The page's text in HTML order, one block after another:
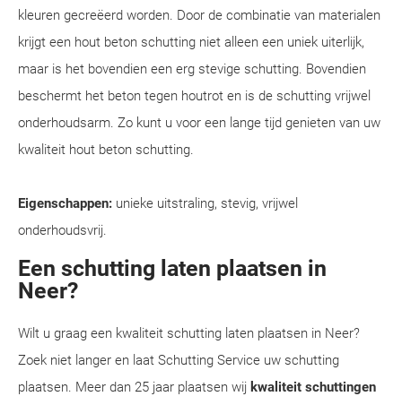
kleuren gecreëerd worden. Door de combinatie van materialen
krijgt een hout beton schutting niet alleen een uniek uiterlijk,
maar is het bovendien een erg stevige schutting. Bovendien
beschermt het beton tegen houtrot en is de schutting vrijwel
onderhoudsarm. Zo kunt u voor een lange tijd genieten van uw
kwaliteit hout beton schutting.
Eigenschappen: unieke uitstraling, stevig, vrijwel
onderhoudsvrij.
Een schutting laten plaatsen in
Neer?
Wilt u graag een kwaliteit schutting laten plaatsen in Neer?
Zoek niet langer en laat Schutting Service uw schutting
plaatsen. Meer dan 25 jaar plaatsen wij kwaliteit schuttingen